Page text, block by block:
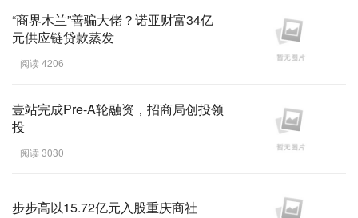
“商界木兰”善骗大佬？诺亚财富34亿
元供应链贷款蒸发
阅读 4206
壹站完成Pre-A轮融资，招商局创投领
投
阅读 3030
步步高以15.72亿元入股重庆商社